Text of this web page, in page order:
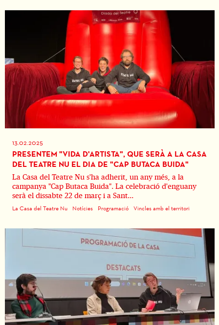
13.02.2025
PRESENTEM "VIDA D'ARTISTA", QUE SERÀ A LA CASA
DEL TEATRE NU EL DIA DE "CAP BUTACA BUIDA"
La Casa del Teatre Nu s'ha adherit, un any més, a la
campanya "Cap Butaca Buida". La celebració d'enguany
serà el dissabte 22 de març i a Sant...
La Casa del Teatre Nu Notícies Programació Vincles amb el territori